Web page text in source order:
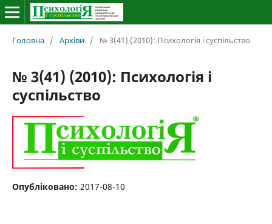
Головна / Архіви / № 3(41) (2010): Психологія і суспільство
№ 3(41) (2010): Психологія і
суспільство
Опубліковано: 2017-08-10